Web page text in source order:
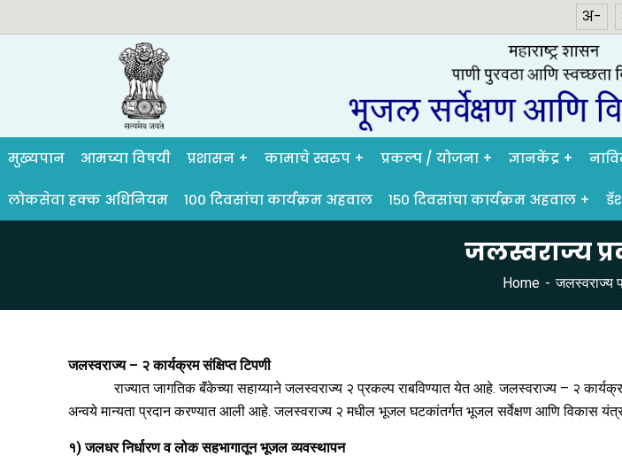
मुख्यपान आमच्या विषयी प्रशासन कामाचे स्वरुप प्रकल्प / योजना ज्ञानकेंद्र
लोकसेवा हक्क अधिनियम १०० दिवसांचा कार्यक्रम अहवाल १५० दिवसांचा कार्यक्रम अहवाल
जलस्वराज्य
Home जलस्वराज्य
जलस्वराज्य – २ कार्यक्रम संक्षिप्त टिपणी
राज्यात जागतिक बॅंकेच्या सहाय्याने जलस्वराज्य २ प्रकल्प राबविण्यात येत आहे. जलस्वराज्य – २
अन्वये मान्यता प्रदान करण्यात आली आहे. जलस्वराज्य २ मधील भूजल घटकांतर्गत भूजल सर्वेक्षण आणि विकास
१) जलधर निर्धारण व लोक सहभागातून भूजल व्यवस्थापन
अ-